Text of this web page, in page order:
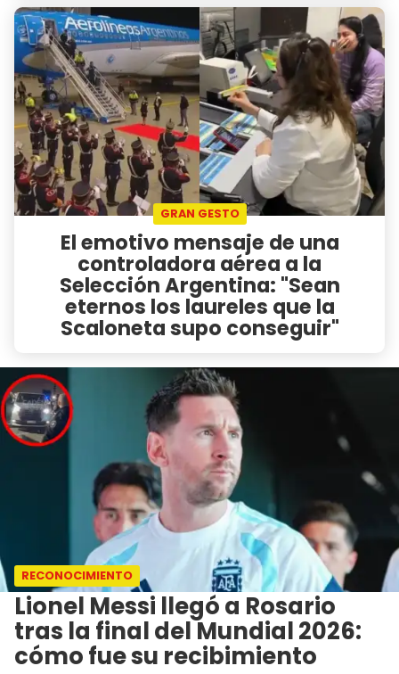
GRAN GESTO
El emotivo mensaje de una
controladora aérea a la
Selección Argentina: "Sean
eternos los laureles que la
Scaloneta supo conseguir"
RECONOCIMIENTO
Lionel Messi llegó a Rosario
tras la final del Mundial 2026:
cómo fue su recibimiento